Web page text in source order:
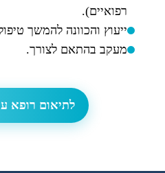
רפואיים).
ייעוץ והכוונה להמשך
מעקב בהתאם לצורך.
לתיאום רופא